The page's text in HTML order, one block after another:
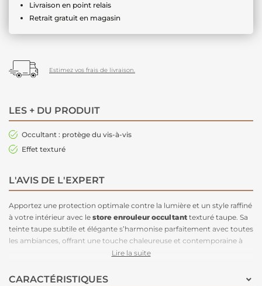
Livraison en point relais
Retrait gratuit en magasin
Estimez vos frais de livraison.
LES + DU PRODUIT
Occultant : protège du vis-à-vis
Effet texturé
L'AVIS DE L'EXPERT
Apportez une protection optimale contre la lumière et un style raffiné
à votre intérieur avec le store enrouleur occultant texturé taupe. Sa
teinte taupe subtile et élégante s’harmonise parfaitement avec toutes
les ambiances, offrant une touche chaleureuse et contemporaine à
bloquer efficacement la lumière
bureaux.
Lire la suite
CARACTÉRISTIQUES